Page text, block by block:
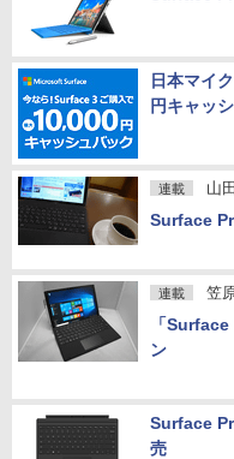
日本マイ
円キャッ
連載 山
Surface
連載 笠
「
ン
Surface
売